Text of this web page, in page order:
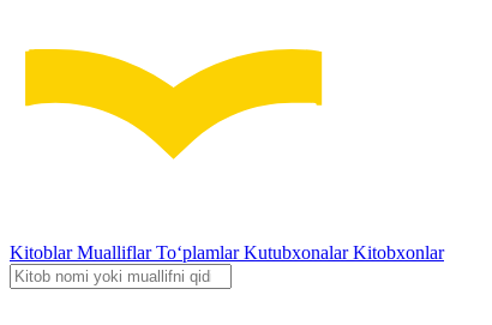
KitoblarMualliflarTo‘plamlarKutubxonalarKitobxonlar